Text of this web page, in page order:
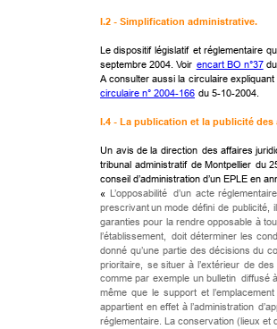
I.2 - Simplification administrative.
Le dispositif législatif et réglementaire
septembre 2004. Voir encart BO n°37 du
A consulter aussi la circulaire expliquant
circulaire n° 2004-166 du 5-10-2004.
I.4 - La publication et la publicité des
Un avis de la direction des affaires
tribunal administratif de Montpellier du
conseil d’administration d’un EPLE en
« L’opposabilité d’un acte réglementaire
prescrivantun mode défini de publicité, il
garanties pour la rendre opposable à
l’établissement,
doit déterminer les
donné qu’une partie des décisions du
prioritaire, se situer à l’extérieur de des
comme par exemple un bulletin diffusé à
même que le support et l’emplacement
appartient en effet à l’administration
réglementaire. La conservation (lieux et